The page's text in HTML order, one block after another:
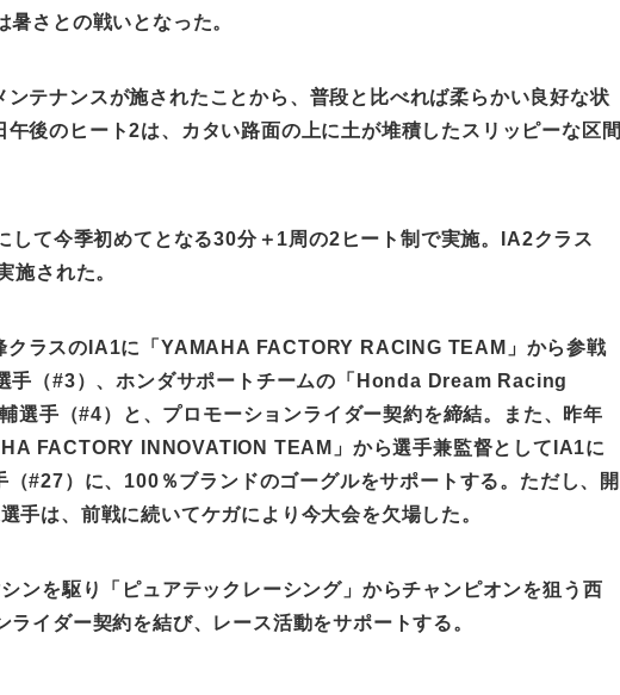
暑さとの戦いとなった。
テナンスが施されたことから、普段と比べれば柔らかい良好な状
午後のヒート2は、カタい路面の上に土が堆積したスリッピーな区間
して今季初めてとなる30分＋ 1周の2 ヒート制で実施。 IA2クラス
施された。
クラスの IA1に「YAMAHA FACTORY RACING TEAM 」から参戦
手（#3）、ホンダサポートチームの「 Honda Dream Racing
選手（#4）と、プロモーションライダー契約を締結。また、昨年
FACTORY INNOVATION TEAM 」から選手兼監督として IA1に
（#27）に、 100 ％ブランドのゴーグルをサポートする。ただし、開
手は、前戦に続いてケガにより今大会を欠場した。
ンを駆り「ピュアテックレーシング」からチャンピオンを狙う西
ライダー契約を結び、レース活動をサポートする。